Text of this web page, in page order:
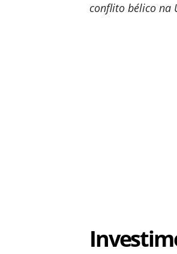
conflito bélico na